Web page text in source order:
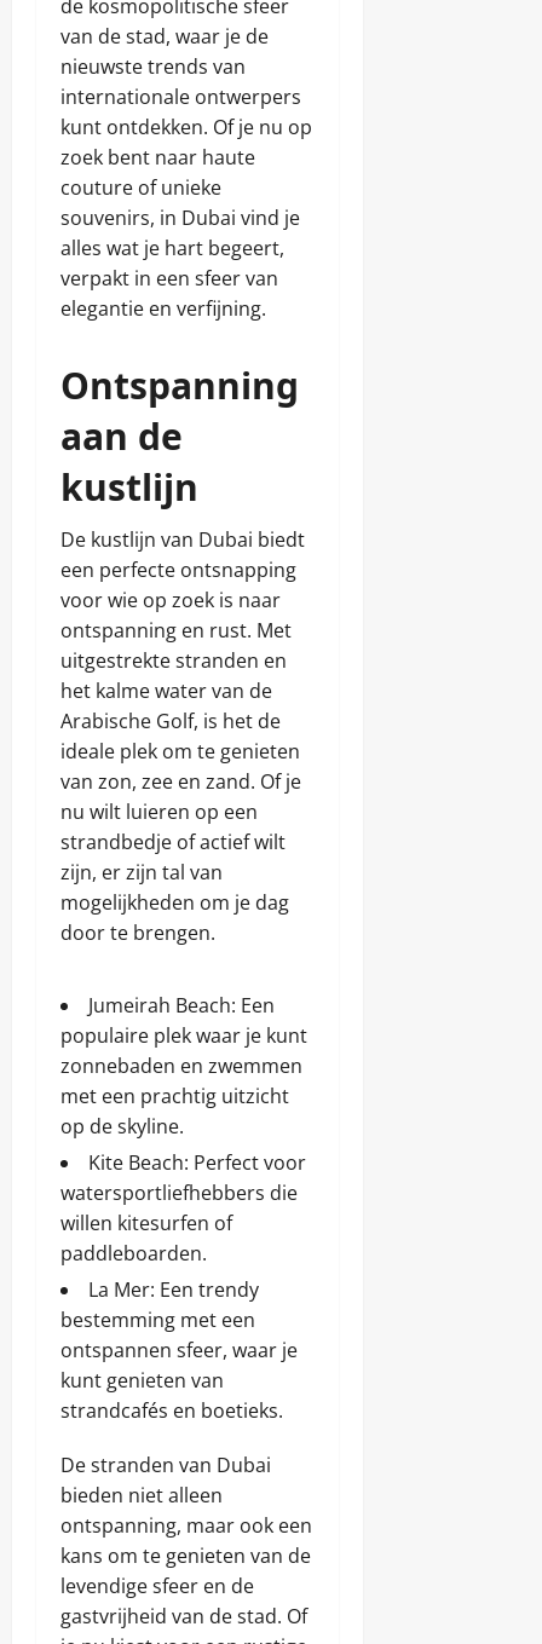
de kosmopolitische sfeer
van de stad, waar je de
nieuwste trends van
internationale ontwerpers
kunt ontdekken. Of je nu op
zoek bent naar haute
couture of unieke
souvenirs, in Dubai vind je
alles wat je hart begeert,
verpakt in een sfeer van
elegantie en verfijning.
Ontspanning
aan de
kustlijn
De kustlijn van Dubai biedt
een perfecte ontsnapping
voor wie op zoek is naar
ontspanning en rust. Met
uitgestrekte stranden en
het kalme water van de
Arabische Golf, is het de
ideale plek om te genieten
van zon, zee en zand. Of je
nu wilt luieren op een
strandbedje of actief wilt
zijn, er zijn tal van
mogelijkheden om je dag
door te brengen.
Jumeirah Beach: Een
populaire plek waar je kunt
zonnebaden en zwemmen
met een prachtig uitzicht
op de skyline.
Kite Beach: Perfect voor
watersportliefhebbers die
willen kitesurfen of
paddleboarden.
La Mer: Een trendy
bestemming met een
ontspannen sfeer, waar je
kunt genieten van
strandcafés en boetieks.
De stranden van Dubai
bieden niet alleen
ontspanning, maar ook een
kans om te genieten van de
levendige sfeer en de
gastvrijheid van de stad. Of